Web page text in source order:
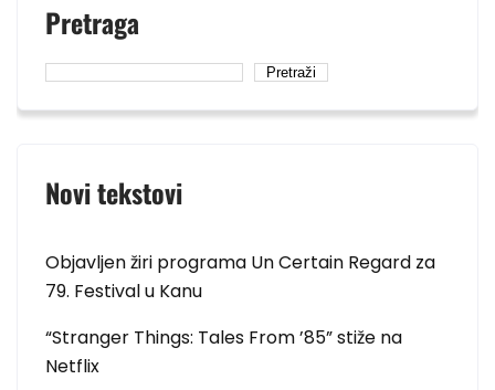
Pretraga
Pretraži
Novi tekstovi
Objavljen žiri programa Un Certain Regard za
79. Festival u Kanu
“Stranger Things: Tales From ’85” stiže na
Netflix